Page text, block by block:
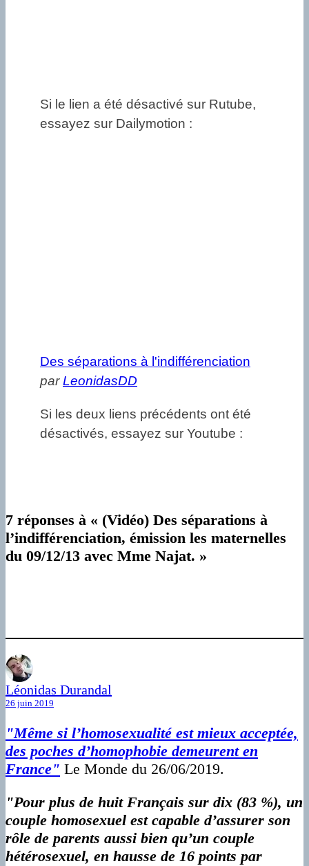
Si le lien a été désactivé sur Rutube,
essayez sur Dailymotion :
Des séparations à l'indifférenciation
parLeonidasDD
Si les deux liens précédents ont été
désactivés, essayez sur Youtube :
7 réponses à « (Vidéo) Des séparations à
l’indifférenciation, émission les maternelles
du 09/12/13 avec Mme Najat. »
Léonidas Durandal
26 juin 2019
"Même si l’homosexualité est mieux acceptée,
des poches d’homophobie demeurent en
France" Le Monde du 26/06/2019.
"Pour plus de huit Français sur dix (83 %), un
couple homosexuel est capable d’assurer son
rôle de parents aussi bien qu’un couple
hétérosexuel, en hausse de 16 points par